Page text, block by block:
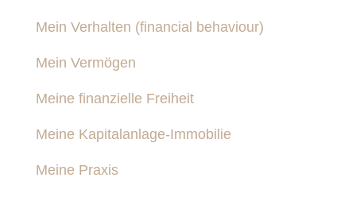
Mein Verhalten (financial behaviour)
Mein Vermögen
Meine finanzielle Freiheit
Meine Kapitalanlage-Immobilie
Meine Praxis